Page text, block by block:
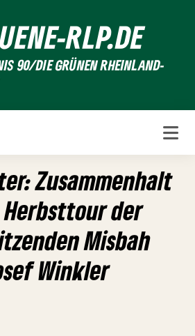
RLP.DE
90/DIE GRÜNEN RHEINLAND-
Zusammenhalt
der
Misbah
Winkler